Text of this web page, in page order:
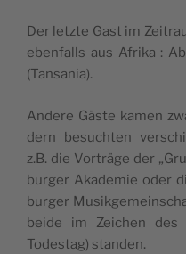
Der letzte Gast im
eben­falls aus Afri­ka :
(Tan­sa­nia).
Andere Gäste kamen
dern besuch­ten
z.B. die Vor­träge der
bur­ger Aka­de­mie oder
bur­ger
beide im Zei­chen des
Todes­tag) standen.